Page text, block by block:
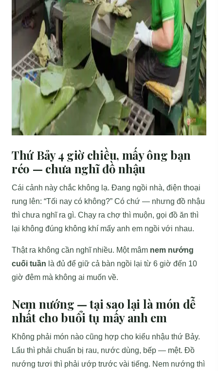
Thứ Bảy 4 giờ chiều, mấy ông bạn
réo — chưa nghĩ đồ nhậu
Cái cảnh này chắc không lạ. Đang ngồi nhà, điện thoại
rung lên: “Tối nay có không?” Có chứ — nhưng đồ nhậu
thì chưa nghĩ ra gì. Chạy ra chợ thì muộn, gọi đồ ăn thì
lại không đúng không khí mấy anh em ngồi với nhau.
Thật ra không cần nghĩ nhiều. Một mâm nem nướng
cuối tuần là đủ để giữ cả bàn ngồi lại từ 6 giờ đến 10
giờ đêm mà không ai muốn về.
Nem nướng — tại sao lại là món dễ
nhất cho buổi tụ mấy anh em
Không phải món nào cũng hợp cho kiểu nhậu thứ Bảy.
Lẩu thì phải chuẩn bị rau, nước dùng, bếp — mệt. Đồ
nướng tươi thì phải ướp trước vài tiếng. Nem nướng thì